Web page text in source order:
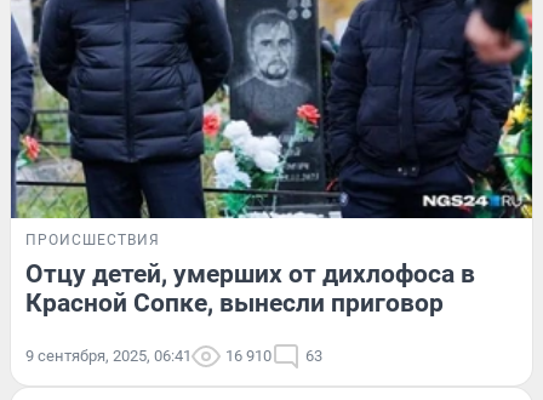
ПРОИСШЕСТВИЯ
Отцу детей, умерших от дихлофоса в
Красной Сопке, вынесли приговор
9 сентября, 2025, 06:41 16 910 63